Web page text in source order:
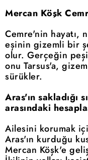
Mercan Köşk
Cemre'nin hayatı,
eşinin gizemli bir
olur. Gerçeğin
onu Tarsus'a,
sürükler.
Aras'ın sakladığı
arasındaki
Ailesini korumak
Aras'ın kurduğu
Mercan Köşk'e